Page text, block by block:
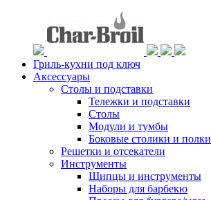
Гриль-кухни под ключ
Аксессуары
Столы и подставки
Тележки и подставки
Столы
Модули и тумбы
Боковые столики и полки
Решетки и отсекатели
Инструменты
Щипцы и инструменты
Наборы для барбекю